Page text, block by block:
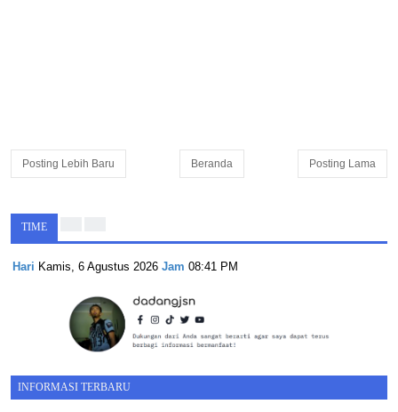
Posting Lebih Baru Posting Lama
Beranda
TIME
Hari Kamis, 6 Agustus 2026 Jam 08:41 PM
INFORMASI TERBARU